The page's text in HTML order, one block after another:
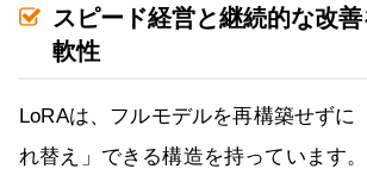
スピード経営と継続的な改
軟性
LoRAは、フルモデルを再構築せずに
れ替え」できる構造を持っています。